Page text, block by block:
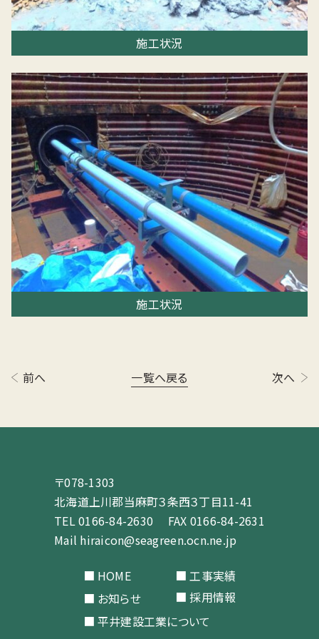
施工状況
施工状況
前へ 一覧へ戻る 次へ
〒078-1303
北海道上川郡当⿇町３条⻄３丁⽬11-41
TEL0166-84-2630 FAX 0166-84-2631
Mail hiraicon@seagreen.ocn.ne.jp
HOME
お知らせ
平井建設工業について
工事実績
採用情報